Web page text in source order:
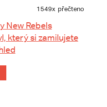
1549x přečteno
New Rebels
který si zamilujete